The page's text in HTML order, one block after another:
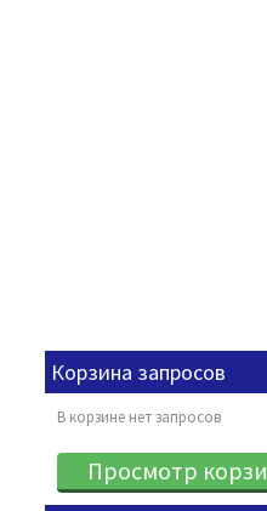
Корзина запросов
В корзине нет запросов